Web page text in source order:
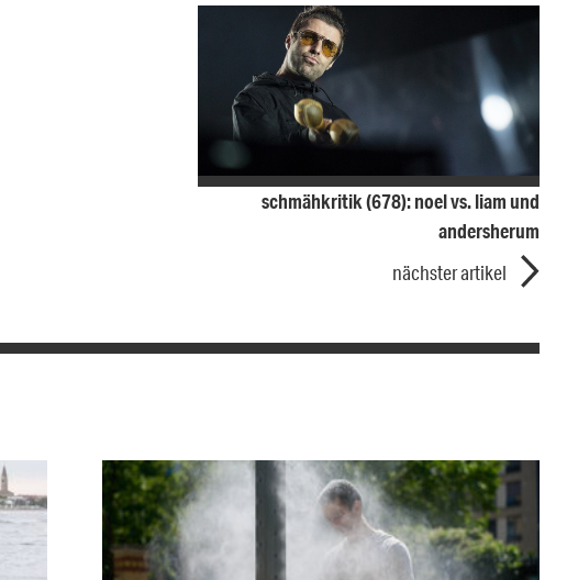
schmähkritik (678): noel vs. liam und
andersherum
nächster artikel